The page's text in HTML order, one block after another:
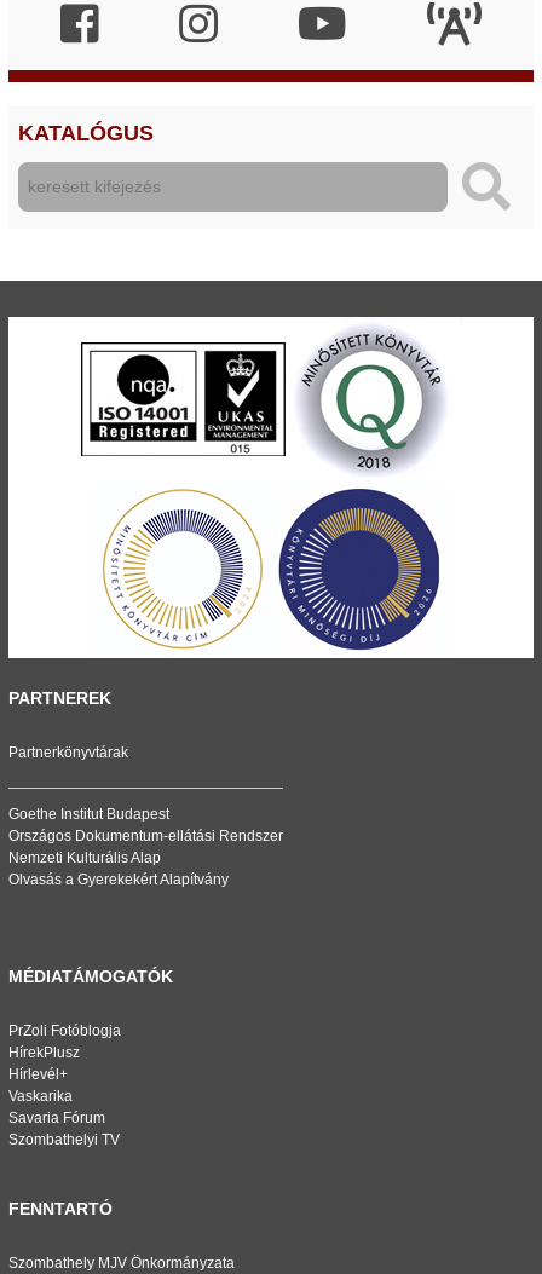
KATALÓGUS
PARTNEREK
Partnerkönyvtárak
Goethe Institut Budapest
Országos Dokumentum-ellátási Rendszer
Nemzeti Kulturális Alap
Olvasás a Gyerekekért Alapítvány
MÉDIATÁMOGATÓK
PrZoli Fotóblogja
HírekPlusz
Hírlevél+
Vaskarika
Savaria Fórum
Szombathelyi TV
FENNTARTÓ
Szombathely MJV Önkormányzata